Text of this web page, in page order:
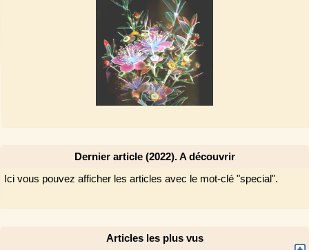
Dernier article (2022). A découvrir
Ici vous pouvez afficher les articles avec le mot-clé "special".
Articles les plus vus